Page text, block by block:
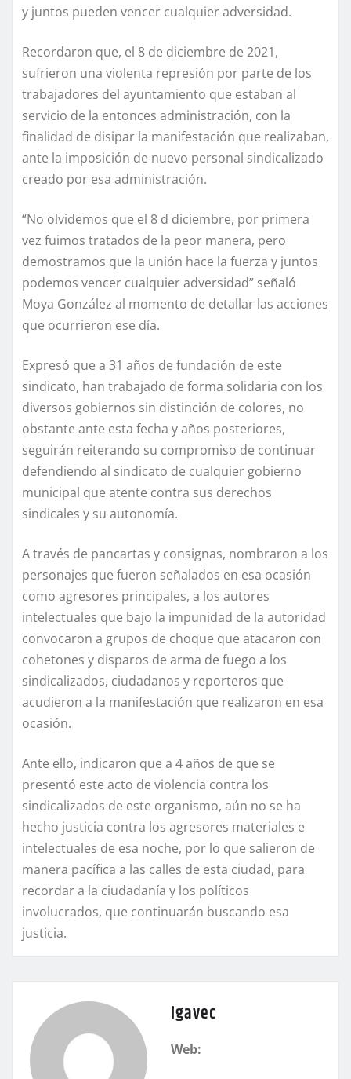
y juntos pueden vencer cualquier adversidad.
Recordaron que, el 8 de diciembre de 2021,
sufrieron una violenta represión por parte de los
trabajadores del ayuntamiento que estaban al
servicio de la entonces administración, con la
finalidad de disipar la manifestación que realizaban,
ante la imposición de nuevo personal sindicalizado
creado por esa administración.
“No olvidemos que el 8 d diciembre, por primera
vez fuimos tratados de la peor manera, pero
demostramos que la unión hace la fuerza y juntos
podemos vencer cualquier adversidad” señaló
Moya González al momento de detallar las acciones
que ocurrieron ese día.
Expresó que a 31 años de fundación de este
sindicato, han trabajado de forma solidaria con los
diversos gobiernos sin distinción de colores, no
obstante ante esta fecha y años posteriores,
seguirán reiterando su compromiso de continuar
defendiendo al sindicato de cualquier gobierno
municipal que atente contra sus derechos
sindicales y su autonomía.
A través de pancartas y consignas, nombraron a los
personajes que fueron señalados en esa ocasión
como agresores principales, a los autores
intelectuales que bajo la impunidad de la autoridad
convocaron a grupos de choque que atacaron con
cohetones y disparos de arma de fuego a los
sindicalizados, ciudadanos y reporteros que
acudieron a la manifestación que realizaron en esa
ocasión.
Ante ello, indicaron que a 4 años de que se
presentó este acto de violencia contra los
sindicalizados de este organismo, aún no se ha
hecho justicia contra los agresores materiales e
intelectuales de esa noche, por lo que salieron de
manera pacífica a las calles de esta ciudad, para
recordar a la ciudadanía y los políticos
involucrados, que continuarán buscando esa
justicia.
igavec
Web: